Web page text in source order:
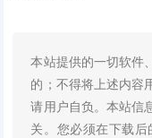
本站提供的一切软件
的；不得将上述内容
请用户自负。本站信
关。您必须在下载